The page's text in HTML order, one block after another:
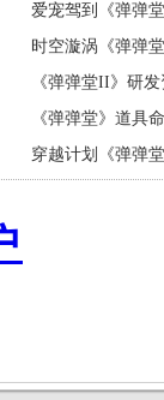
爱宠驾到《弹弹
时空漩涡《弹弹
《弹弹堂II》研
《弹弹堂》道具
穿越计划《弹弹